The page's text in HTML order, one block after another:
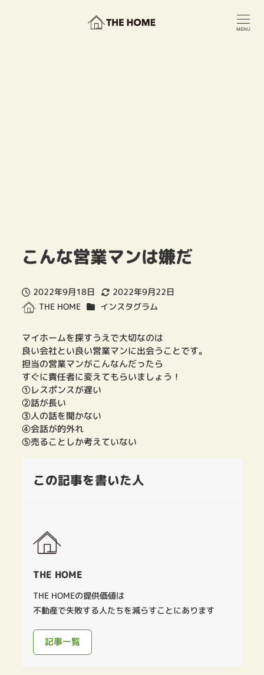
MENU
こんな営業マンは嫌だ
投稿日
2022年9月18日
更新日
2022年9月22日
著
THE HOME カテゴリー
インスタグラム
マイホームを探すうえで大切なのは
良い会社とい良い営業マンに出会うことです。
担当の営業マンがこんなんだったら
すぐに責任者に変えてもらいましょう！
①レスポンスが遅い
②話が長い
③人の話を聞かない
④会話が的外れ
⑤売ることしか考えていない
この記事を書いた人
THE HOME
THE HOMEの提供価値は
不動産で失敗する人たちを減らすことにあります
記事一覧